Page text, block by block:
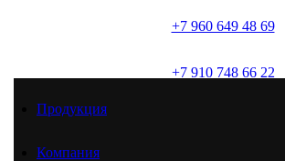
+7 960 649 48 69
+7 910 748 66 22
Продукция
Компания